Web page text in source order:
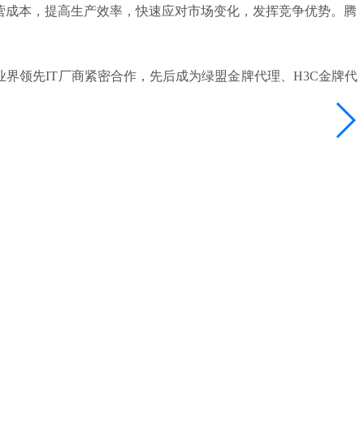
本，提高生产效率，快速应对市场变化，发挥竞争优势。腾
领先IT厂商紧密合作，先后成为绿盟金牌代理、H3C金牌代